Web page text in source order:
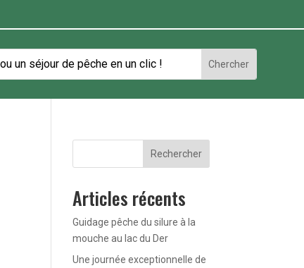
Rechercher
Articles récents
Guidage pêche du silure à la
mouche au lac du Der
Une journée exceptionnelle de